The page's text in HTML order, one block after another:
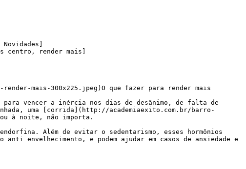
centro, render mais]
mais-300x225.jpeg)O que fazer para render mais
uma [corrida](http://academiaexito.com.br/barro-
à noite, não importa.
envelhecimento, e podem ajudar em casos de ansiedade e